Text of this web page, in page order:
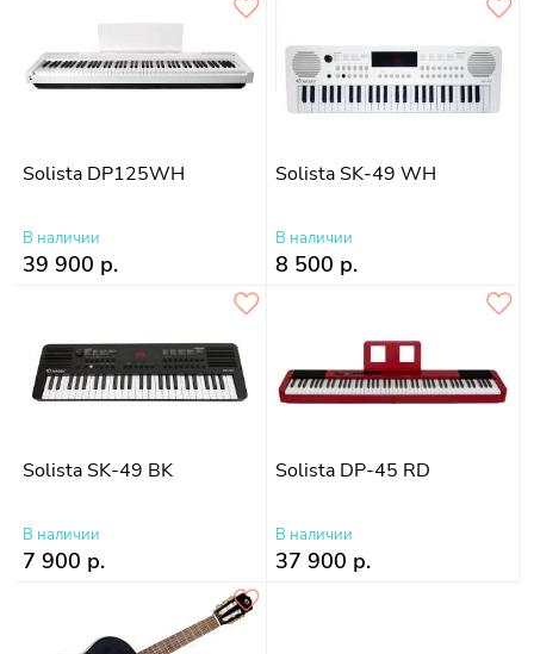
Solista DP125WH
В наличии
39 900 р.
Solista SK-49 WH
В наличии
8 500 р.
Solista SK-49 BK
В наличии
7 900 р.
Solista DP-45 RD
В наличии
37 900 р.